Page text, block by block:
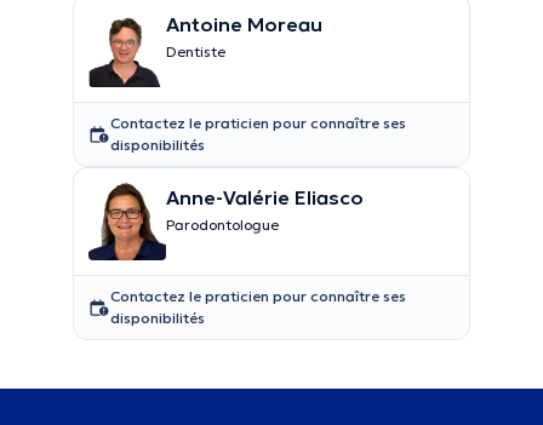
Antoine Moreau
Dentiste
Contactez le praticien pour connaître ses
disponibilités
Anne-Valérie Eliasco
Parodontologue
Contactez le praticien pour connaître ses
disponibilités